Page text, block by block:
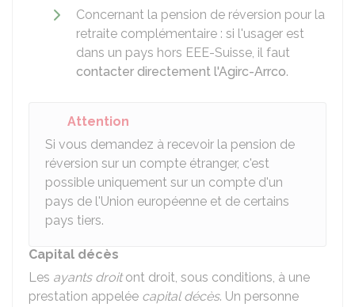
Concernant la pension de réversion pour la
retraite complémentaire : si l'usager est
dans un pays hors EEE-Suisse, il faut
contacter directement l'Agirc-Arrco.
Attention
Si vous demandez à recevoir la pension de
réversion sur un compte étranger, c'est
possible uniquement sur un compte d'un
pays de l'Union européenne et de certains
pays tiers.
Capital décès
Les ayants droitont droit, sous conditions, à une
prestation appelée capital décès. Un personne